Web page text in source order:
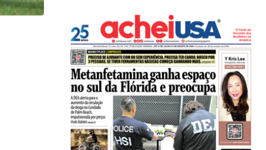
HISTÓRICO
Açaí é reconhecido oficialmente como fruto
21/01/2026